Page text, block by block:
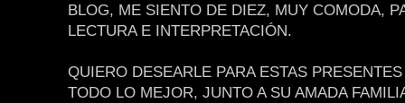
BLOG, ME SIENTO DE DIEZ, MUY COMODA,
LECTURA E INTERPRETACIÓN.
QUIERO DESEARLE PARA ESTAS
TODO LO MEJOR, JUNTO A SU AMADA